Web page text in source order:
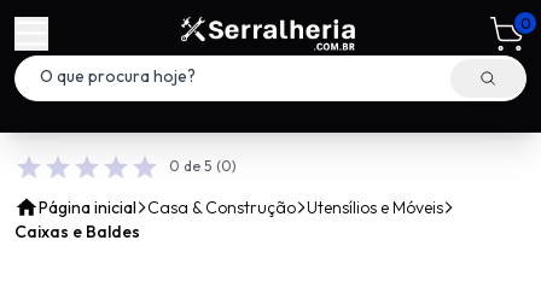
0
0 de 5 (0)
Página inicial Casa & Construção Utensílios e Móveis
Caixas e Baldes